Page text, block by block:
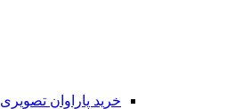
خرید پاراوان تصویری